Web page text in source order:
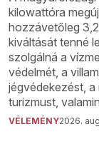
kilowattóra
hozzávetőleg
kiváltását tenné
szolgálná a
védelmét, a
jégvédekezést,
turizmust,
VÉLEMÉNY2026.